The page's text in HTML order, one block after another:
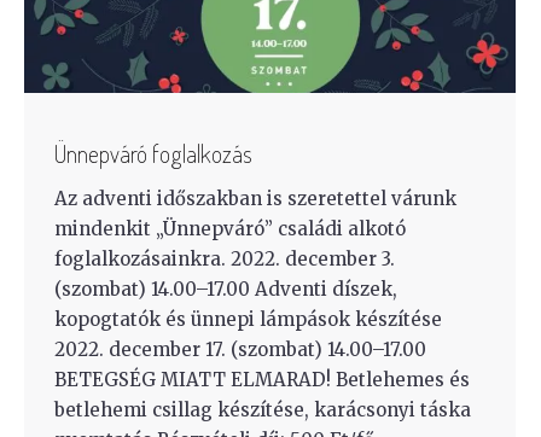
Ünnepváró foglalkozás
Az adventi időszakban is szeretettel várunk
mindenkit „Ünnepváró” családi alkotó
foglalkozásainkra. 2022. december 3.
(szombat) 14.00–17.00 Adventi díszek,
kopogtatók és ünnepi lámpások készítése
2022. december 17. (szombat) 14.00–17.00
BETEGSÉG MIATT ELMARAD! Betlehemes és
betlehemi csillag készítése, karácsonyi táska